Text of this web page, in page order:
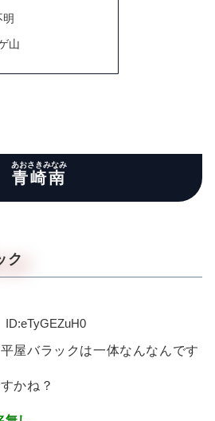
明
山
青崎南
あおさきみなみ
ク
eTyGEZuH0
屋バラックは一体なんなんです
かね？